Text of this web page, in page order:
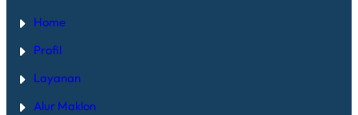
Home
Profil
Layanan
Alur Maklon